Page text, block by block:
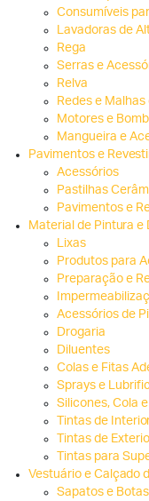
Consumíveis
Lavadoras de
Rega
Serras e
Relva
Redes e
Motores e
Mangueira e
Pavimentos e
Acessórios
Pastilhas
Pavimentos e
Material de Pintura e
Lixas
Produtos para
Preparação e
Acessórios de
Drogaria
Diluentes
Colas e Fitas
Sprays e
Silicones, Cola
Tintas de
Tintas de
Tintas para
Vestuário e Calçado
Sapatos e Botas